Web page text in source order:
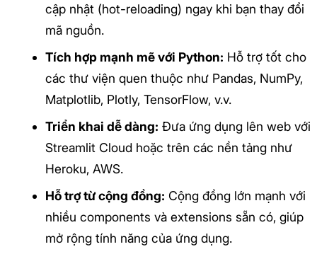
cập nhật (hot-reloading) ngay khi bạn thay đổi
mã nguồn.
Tích hợp mạnh mẽ với Python: Hỗ trợ tốt cho
các thư viện quen thuộc như Pandas, NumPy,
Matplotlib, Plotly, TensorFlow, v.v.
Triển khai dễ dàng: Đưa ứng dụng lên web với
Streamlit Cloud hoặc trên các nền tảng như
Heroku, AWS.
Hỗ trợ từ cộng đồng: Cộng đồng lớn mạnh với
nhiều components và extensions sẵn có, giúp
mở rộng tính năng của ứng dụng.